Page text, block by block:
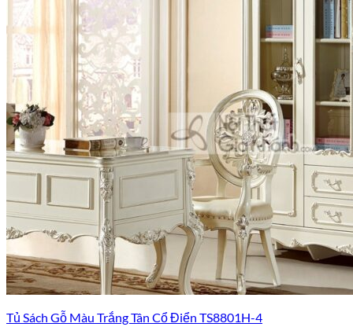
Tủ Sách Gỗ Màu Trắng Tân Cổ Điển TS8801H-4